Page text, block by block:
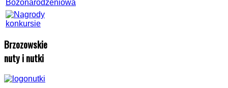
Brzozowskie
nuty i nutki